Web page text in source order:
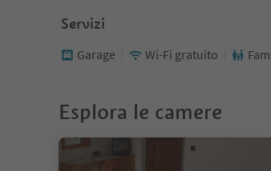
Servizi
Garage Wi-Fi gratuito
Esplora le camere